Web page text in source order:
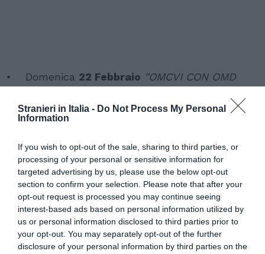
Stranieri in Italia - Do Not Process My Personal
Information
If you wish to opt-out of the sale, sharing to third parties, or
processing of your personal or sensitive information for
targeted advertising by us, please use the below opt-out
section to confirm your selection. Please note that after your
opt-out request is processed you may continue seeing
interest-based ads based on personal information utilized by
us or personal information disclosed to third parties prior to
your opt-out. You may separately opt-out of the further
disclosure of your personal information by third parties on the
• Domenica 22 Febbraio "OMCVI CON OMD
MUNDOKRIOL DA SCOPRIRE!"– a partire dalle
Roma.
Il festival si inserisce nel progetto «Le OMS per
gli OSM» – Le organizzazioni dei Migranti per lo
Sviluppo per gli Obiettivi di Sviluppo del
Millennio, che ha come obiettivo sensibilizzare il
pubblico europeo sugli OSM attraverso